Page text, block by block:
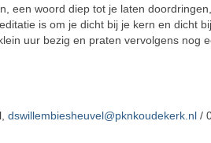
een woord diep tot je laten
is om je dicht bij je kern en dicht
uur bezig en praten vervolgens nog
dswillembiesheuvel@pknkoudekerk.nl /